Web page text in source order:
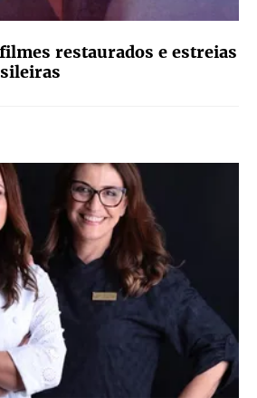
restaurados e estreias